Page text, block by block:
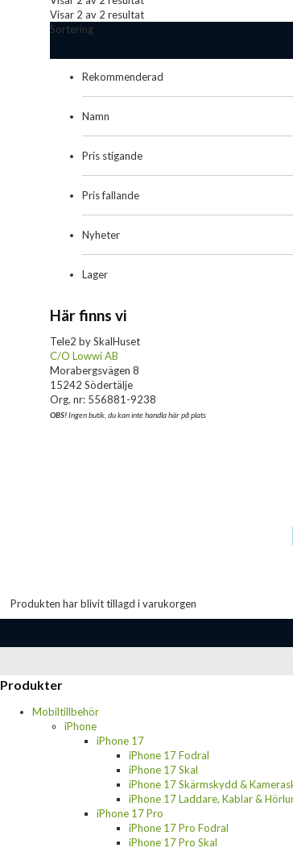
Visar 2 av 2 resultat
Sortering
Rekommenderad
Namn
Pris stigande
Pris fallande
Nyheter
Lager
Här finns vi
Tele2 by SkalHuset
C/O Lowwi AB
Morabergsvägen 8
15242 Södertälje
Org. nr: 556881-9238
OBS!Ingen butik, du kan inte handla här på plats
Produkten har blivit tillagd i varukorgen
Produkter
Mobiltillbehör
iPhone
iPhone 17
iPhone 17 Fodral
iPhone 17 Skal
iPhone 17 Skärmskydd &
iPhone 17 Laddare, Kablar &
iPhone 17 Pro
iPhone 17 Pro Fodral
iPhone 17 Pro Skal